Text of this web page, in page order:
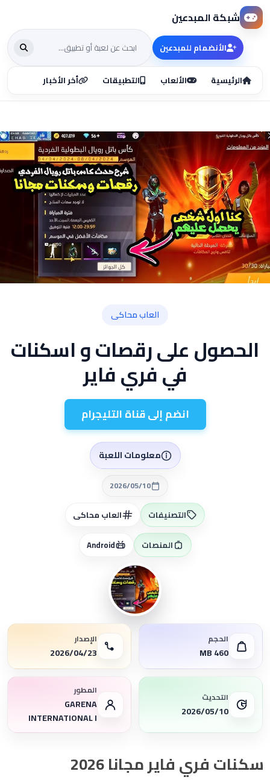
شبكة المبدعين
الرئيسية الألعاب التطبيقات أخر الأخبار
الأنضمام للمبدعين
العاب محاكى
الحصول على رقصات و اسكنات
في فري فاير
انضم إلى قناة التليجرام
معلومات اللعبة
2026/05/10
التصنيفات العاب محاكى
المنصات Android
الحجم
MB 460
الإصدار
23‏/04‏/2026
التحديث
2026/05/10
المطور
GARENA
INTERNATIONAL I‏
سكنات فري فاير مجانا 2026